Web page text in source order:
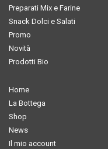
Preparati Mix e Farine
Snack Dolci e Salati
Promo
Novità
Prodotti Bio
Home
La Bottega
Shop
News
Il mio account